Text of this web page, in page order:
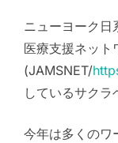
ニューヨーク
医療支援ネット
(JAMSNET/
しているサクラ
今年は多くのワ